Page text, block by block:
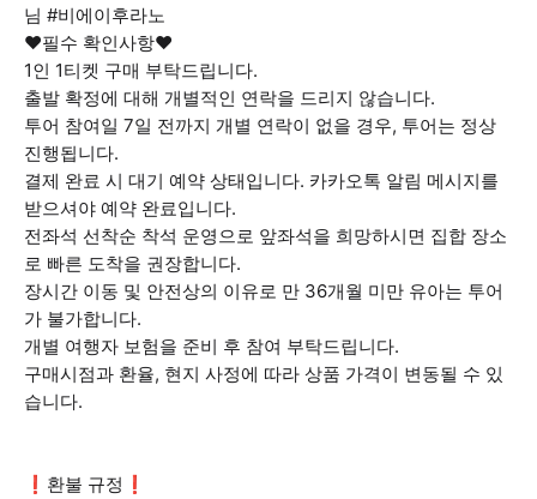
님 #비에이후라노
❤️필수 확인사항❤️
1인 1티켓 구매 부탁드립니다.
출발 확정에 대해 개별적인 연락을 드리지 않습니다.
투어 참여일 7일 전까지 개별 연락이 없을 경우, 투어는 정상
진행됩니다.
결제 완료 시 대기 예약 상태입니다. 카카오톡 알림 메시지를
받으셔야 예약 완료입니다.
전좌석 선착순 착석 운영으로 앞좌석을 희망하시면 집합 장소
로 빠른 도착을 권장합니다.
장시간 이동 및 안전상의 이유로 만 36개월 미만 유아는 투어
가 불가합니다.
개별 여행자 보험을 준비 후 참여 부탁드립니다.
구매시점과 환율, 현지 사정에 따라 상품 가격이 변동될 수 있
습니다.
❗환불 규정❗